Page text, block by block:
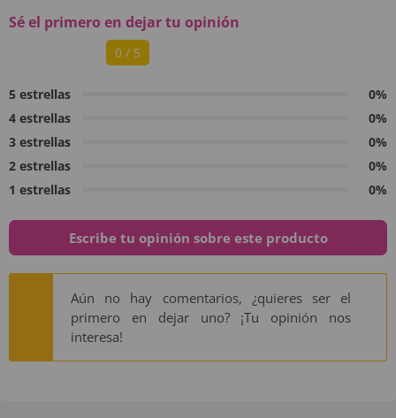
Sé el primero en dejar tu opinión
0 / 5
5 estrellas
0%
4 estrellas
0%
3 estrellas
0%
2 estrellas
0%
1 estrellas
0%
Escribe tu opinión sobre este producto
Aún no hay comentarios, ¿quieres ser el
primero en dejar uno? ¡Tu opinión nos
interesa!